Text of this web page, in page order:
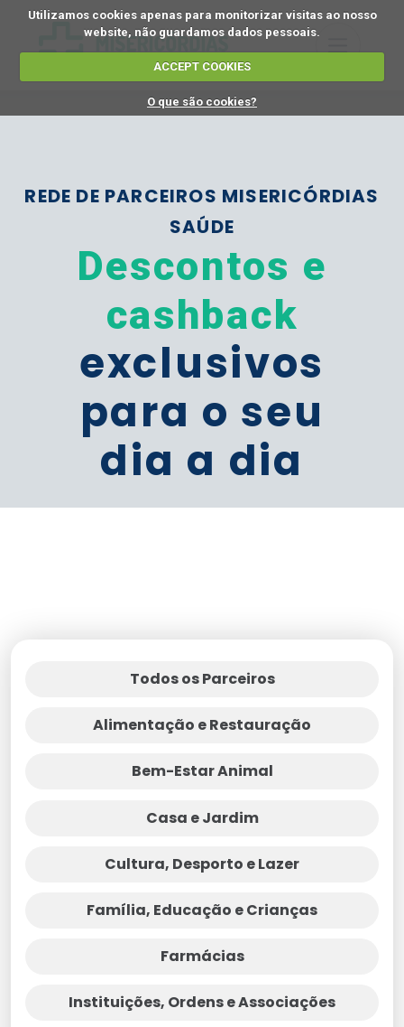
Utilizamos cookies apenas para monitorizar visitas ao nosso
website, não guardamos dados pessoais.
ACCEPT COOKIES
O que são cookies?
REDE DE PARCEIROS MISERICÓRDIAS
SAÚDE
Descontos e
cashback
exclusivos
para o seu
dia a dia
Todos os Parceiros
Alimentação e Restauração
Bem-Estar Animal
Casa e Jardim
Cultura, Desporto e Lazer
Família, Educação e Crianças
Farmácias
Instituições, Ordens e Associações